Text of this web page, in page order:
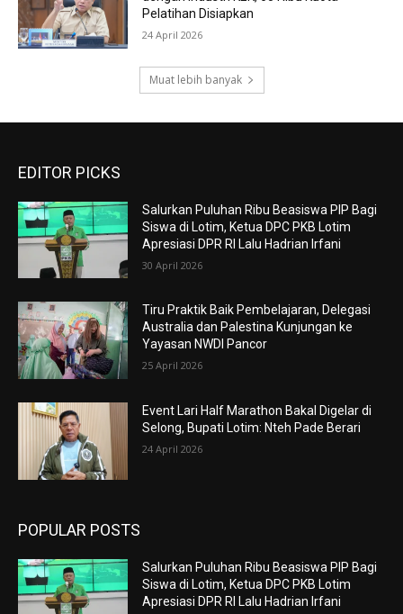
Pelatihan Disiapkan
24 April 2026
Muat lebih banyak
EDITOR PICKS
Salurkan Puluhan Ribu Beasiswa PIP Bagi
Siswa di Lotim, Ketua DPC PKB Lotim
Apresiasi DPR RI Lalu Hadrian Irfani
30 April 2026
Tiru Praktik Baik Pembelajaran, Delegasi
Australia dan Palestina Kunjungan ke
Yayasan NWDI Pancor
25 April 2026
Event Lari Half Marathon Bakal Digelar di
Selong, Bupati Lotim: Nteh Pade Berari
24 April 2026
POPULAR POSTS
Salurkan Puluhan Ribu Beasiswa PIP Bagi
Siswa di Lotim, Ketua DPC PKB Lotim
Apresiasi DPR RI Lalu Hadrian Irfani